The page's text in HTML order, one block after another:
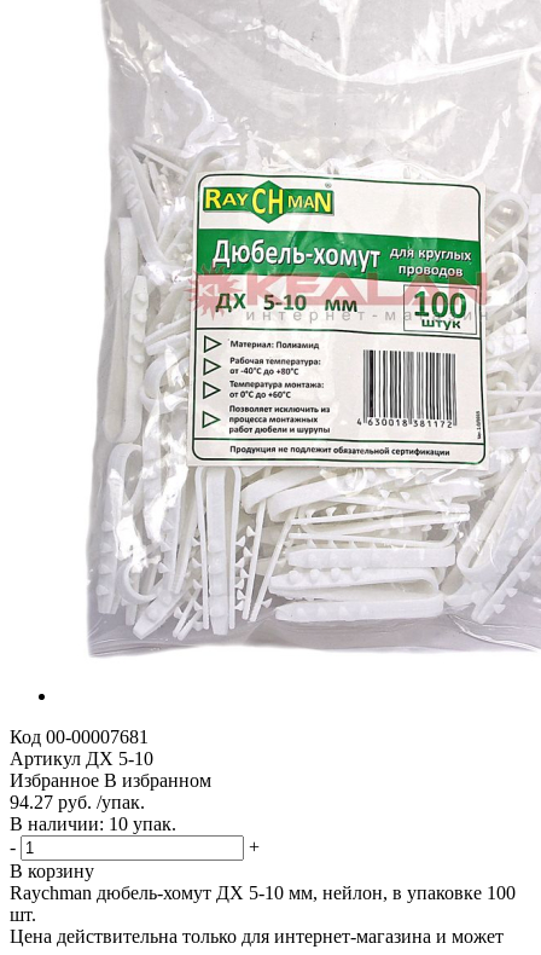
Код 00-00007681
Артикул ДХ 5-10
Избранное В избранном
94.27 руб. /упак.
В наличии: 10 упак.
-
+
В корзину
Raychman дюбель-хомут ДХ 5-10 мм, нейлон, в упаковке 100
шт.
Цена действительна только для интернет-магазина и может